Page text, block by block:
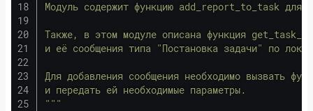
Модуль содержит функцию add_report_to_task для
Также, в этом модуле описана функция
и её сообщения типа "Постановка задачи" по
Для добавления сообщения необходимо вызвать
и передать ей необходимые параметры.
"""